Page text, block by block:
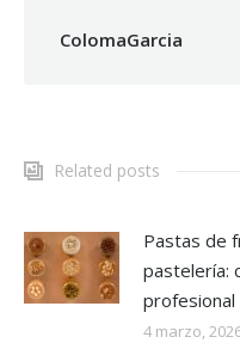
ColomaGarcia
Related posts
Pastas de
pastelería:
profesional
4 marzo,